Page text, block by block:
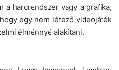
a harcrendszer vagy a grafika,
egy nem létező videojáték
élménnyé alakítani.